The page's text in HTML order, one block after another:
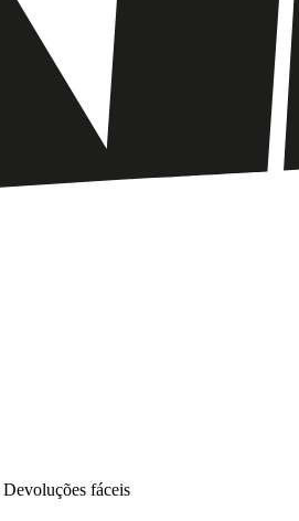
Devoluções fáceis